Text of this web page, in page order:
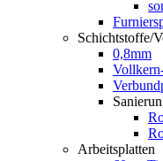
Schichtstoffe/
0,8mm
Arbeitsplatten